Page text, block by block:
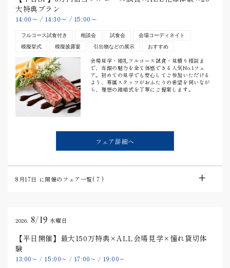
大特典プラン
14:00〜 / 14:30〜 / 15:00〜
フルコース試食付き 相談会 試食会
会場コーディネイト
模擬挙式
模擬披露宴 引出物などの展示 おすすめ
会場見学・婚礼フルコース試食・見積り相談ま
で、当館の魅力を全て体感できる人気No.1フェ
ア。初めての見学でも安心してご参加いただける
よう、専属スタッフがおふたりの希望を伺いなが
ら、理想の結婚式を丁寧にご提案します。
フェア詳細へ
8月17日 に開催のフェア一覧(7 )
2026. 8/19 水曜日
【平日開催】最大150万特典×ALL会場見学×憧れ貸切体
験
13:00 〜/ 15:00〜 / 17:00 〜/ 19:00〜